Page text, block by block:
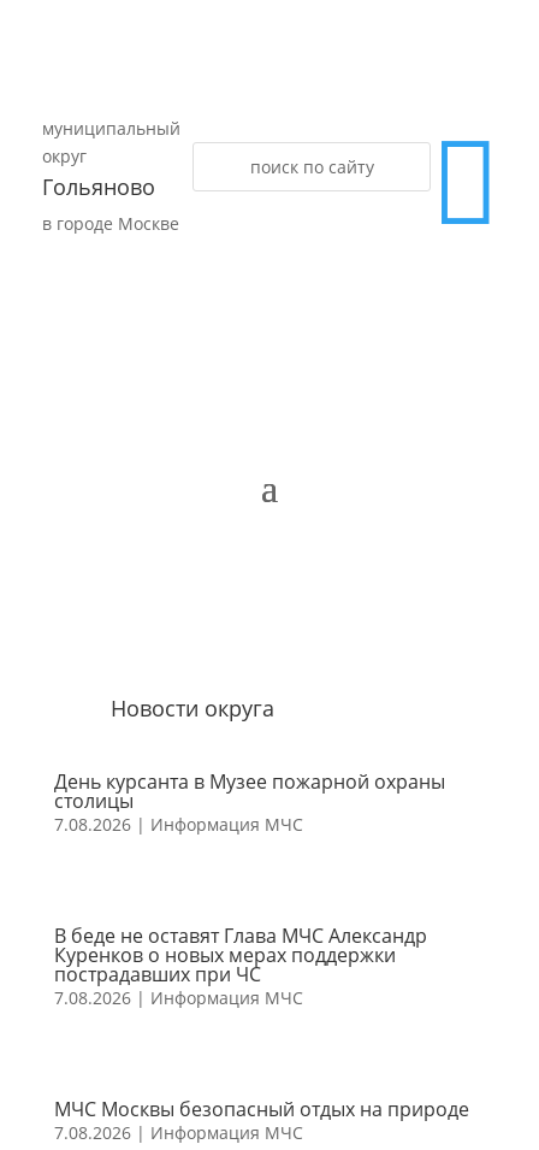
муниципальный
округ
Гольяново
в городе Москве 
Новости округа
День курсанта в Музее пожарной охраны
столицы
7.08.2026| Информация МЧС
В беде не оставят Глава МЧС Александр
Куренков о новых мерах поддержки
пострадавших при ЧС
7.08.2026| Информация МЧС
МЧС Москвы безопасный отдых на природе
7.08.2026| Информация МЧС